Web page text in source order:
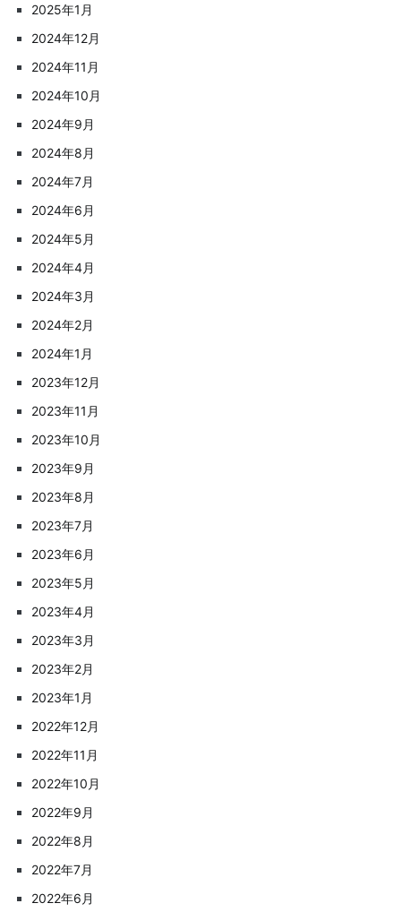
2025年1月
2024年12月
2024年11月
2024年10月
2024年9月
2024年8月
2024年7月
2024年6月
2024年5月
2024年4月
2024年3月
2024年2月
2024年1月
2023年12月
2023年11月
2023年10月
2023年9月
2023年8月
2023年7月
2023年6月
2023年5月
2023年4月
2023年3月
2023年2月
2023年1月
2022年12月
2022年11月
2022年10月
2022年9月
2022年8月
2022年7月
2022年6月